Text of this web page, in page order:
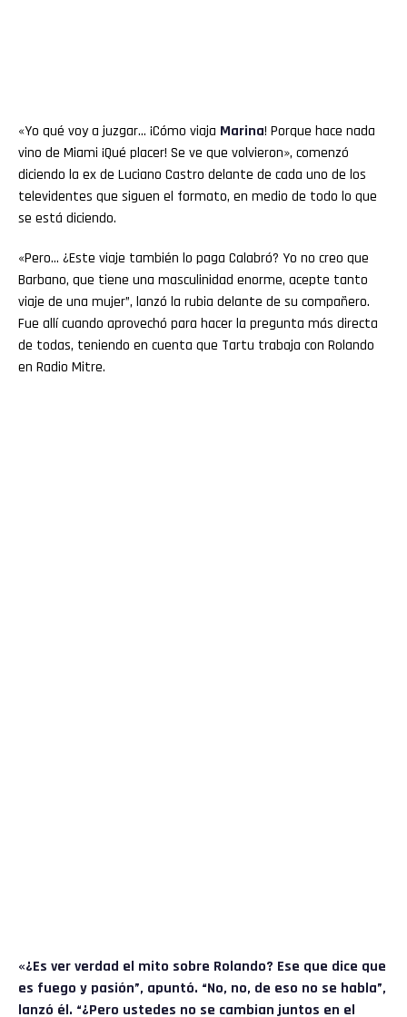
«Yo qué voy a juzgar… ¡Cómo viaja Marina! Porque hace nada
vino de Miami ¡Qué placer! Se ve que volvieron», comenzó
diciendo la ex de Luciano Castro delante de cada uno de los
televidentes que siguen el formato, en medio de todo lo que
se está diciendo.
«Pero… ¿Este viaje también lo paga Calabró? Yo no creo que
Barbano, que tiene una masculinidad enorme, acepte tanto
viaje de una mujer”, lanzó la rubia delante de su compañero.
Fue allí cuando aprovechó para hacer la pregunta más directa
de todas, teniendo en cuenta que Tartu trabaja con Rolando
en Radio Mitre.
«¿Es ver verdad el mito sobre Rolando? Ese que dice que
es fuego y pasión”, apuntó. “No, no, de eso no se habla”,
lanzó él. “¿Pero ustedes no se cambian juntos en el